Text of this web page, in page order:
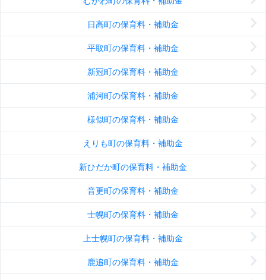
日高町の保育料・補助金
平取町の保育料・補助金
新冠町の保育料・補助金
浦河町の保育料・補助金
様似町の保育料・補助金
えりも町の保育料・補助金
新ひだか町の保育料・補助金
音更町の保育料・補助金
士幌町の保育料・補助金
上士幌町の保育料・補助金
鹿追町の保育料・補助金